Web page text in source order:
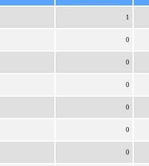
1
0
0
0
0
0
0